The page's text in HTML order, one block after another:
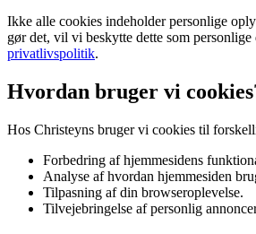
Ikke alle cookies indeholder personlige
gør det, vil vi beskytte dette som
privatlivspolitik.
Hvordan bruger vi
Hos Christeyns bruger vi cookies til
Forbedring af hjemmesidens
Analyse af hvordan hjemmesiden
Tilpasning af din browseroplevelse.
Tilvejebringelse af personlig